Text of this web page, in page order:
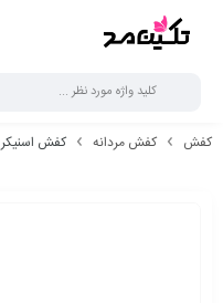
کفش کفش مردانه کفش اسنیکر